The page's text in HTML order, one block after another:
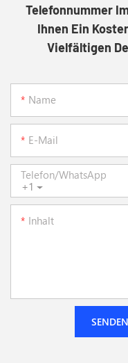
Telefonnummer
Ihnen Ein
Vielfältigen
Name
E-Mail
+1
Telefon/WhatsApp
Inhalt